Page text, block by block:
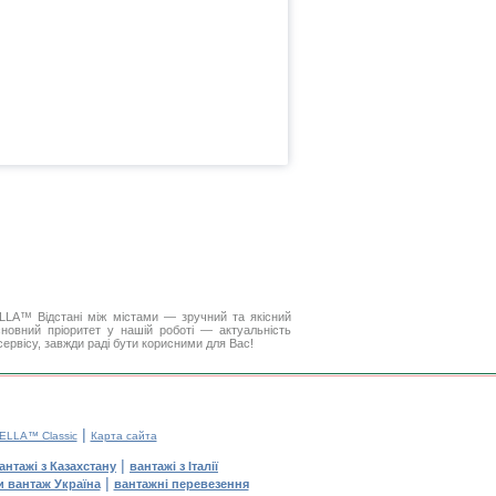
Відстані між містами— зручний та якісний
пріоритет у нашій роботі — актуальність
завжди раді бути корисними для Вас!
Classic| Карта сайта
з Казахстану | вантажі з Італії
вантаж Україна| вантажні перевезення